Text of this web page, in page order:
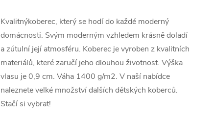
Kvalitnýkoberec, který se hodí do každé moderný
domácnosti. Svým moderným vzhledem krásně doladí
a zútulní její atmosféru. Koberec je vyroben z kvalitních
materiálů, které zaručí jeho dlouhou životnost. Výška
vlasu je 0,9 cm. Váha 1400 g/m2. V naší nabídce
naleznete velké množství dalších dětských koberců.
Stačí si vybrat!